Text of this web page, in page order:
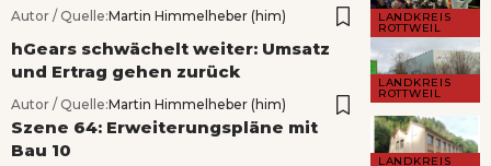
LANDKREIS
ROTTWEIL
Autor / Quelle:Martin Himmelheber (him)
LANDKREIS
ROTTWEIL
hGears schwächelt weiter: Umsatz
und Ertrag gehen zurück
Autor / Quelle:Martin Himmelheber (him)
LANDKREIS
Szene 64: Erweiterungspläne mit
Bau 10